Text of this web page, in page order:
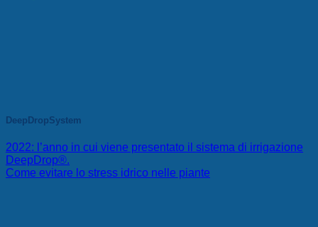
DeepDropSystem
2022: l’anno in cui viene presentato il sistema di irrigazione
DeepDrop®.
Come evitare lo stress idrico nelle piante